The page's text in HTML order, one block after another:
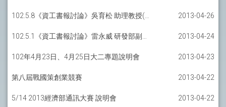
2013-04-26
2013-04-24
102年4月23日、4月25日大二專題說明會 2013-04-23
第八屆戰國策創業競賽 2013-04-22
5/14 2013經濟部通訊大賽 說明會 2013-04-22